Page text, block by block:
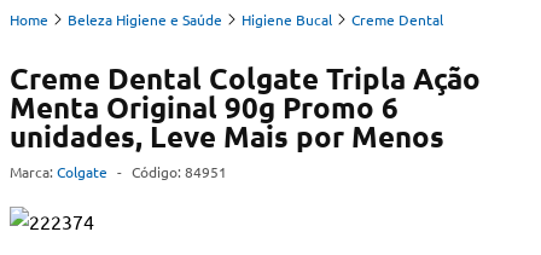
Home Beleza Higiene e Saúde Higiene Bucal Creme Dental
Creme Dental Colgate Tripla Ação
Menta Original 90g Promo 6
unidades, Leve Mais por Menos
Marca: Colgate - Código: 84951